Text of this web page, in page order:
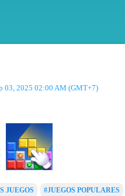
03, 2025 02:00 AM (GMT+7)
JUEGOS #JUEGOS POPULARES